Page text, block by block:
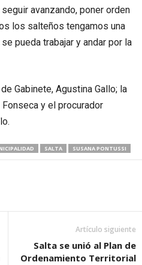
avanzando, poner orden
los salteños tengamos una
pueda trabajar y andar por la
Gabinete, Agustina Gallo; la
y el procurador
SALTA SUSANA PONTUSSI
Artículo siguiente
Salta se unió al Plan de
Ordenamiento Territorial